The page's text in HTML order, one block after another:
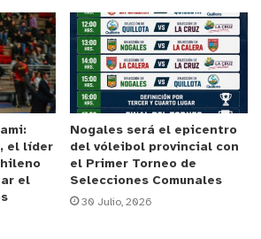
posterior.
pueden funcionar
análogos de atención de público, sólo
y respetando la distancia social; los
salir sin mayores restricciones;
la opción de salir todos los días,
que se encuentran en cuarentena;
el asistir a reuniones sociales y
50 personas, salvo en horario toque
que se mantienen las restricciones
el líder
el
Nogales será el epicentro
del vóleibol provincial con
el Primer Torneo de
Selecciones Comunales
30 Julio, 2026